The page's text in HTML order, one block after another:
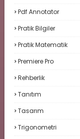
Pdf Annotator
Pratik Bilgiler
Pratik Matematik
Premiere Pro
Rehberlik
Tanıtım
Tasarım
Trigonometri